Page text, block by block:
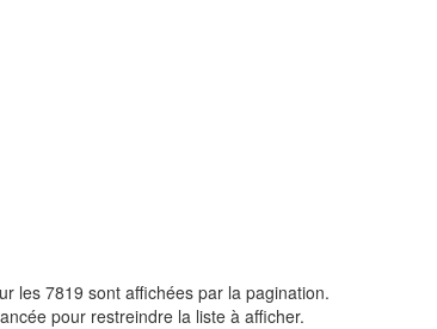
les 7819 sont affichées par la pagination.
pour restreindre la liste à afficher.